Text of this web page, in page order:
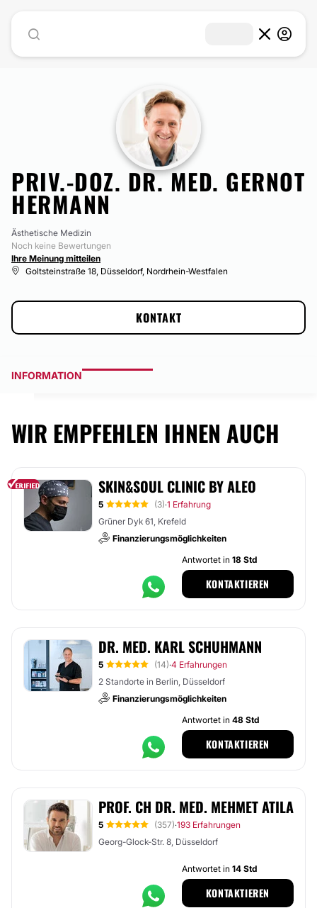
PRIV.-DOZ. DR. MED. GERNOT
HERMANN
Ästhetische Medizin
Noch keine Bewertungen
Ihre Meinung mitteilen
Goltsteinstraße 18, Düsseldorf, Nordrhein-Westfalen
KONTAKT
INFORMATION
WIR EMPFEHLEN IHNEN AUCH
SKIN&SOUL CLINIC BY ALEO
5 (3)·1 Erfahrung
Grüner Dyk 61, Krefeld
Finanzierungsmöglichkeiten
Antwortet in 18 Std
KONTAKTIEREN
DR. MED. KARL SCHUHMANN
5 (14)·4 Erfahrungen
2 Standorte in Berlin, Düsseldorf
Finanzierungsmöglichkeiten
Antwortet in 48 Std
KONTAKTIEREN
PROF. CH DR. MED. MEHMET ATILA
5 (357)·193 Erfahrungen
Georg-Glock-Str. 8, Düsseldorf
Antwortet in 14 Std
KONTAKTIEREN